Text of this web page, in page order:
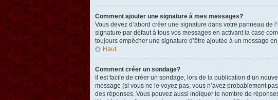
Comment ajouter une signature à mes messages?
Vous devez d’abord créer une signature dans votre panneau de
signature par défaut à tous vos messages en activant la case
toujours empêcher une signature d’être ajoutée à un message
Haut
Comment créer un sondage?
Il est facile de créer un sondage, lors de la publication d’un
message (si vous ne le voyez pas, vous n’avez probablement
des réponses. Vous pouvez aussi indiquer le nombre de